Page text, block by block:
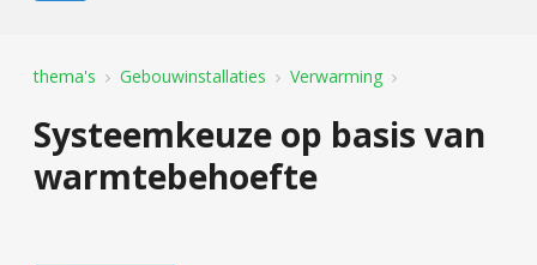
thema's Gebouwinstallaties Verwarming
Systeemkeuze op basis van
warmtebehoefte